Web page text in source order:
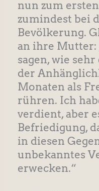
nun zum
zumindest bei
Bevölkerung.
an ihre Mutter:
sagen, wie
der
Monaten als
rühren. Ich
verdient, aber
Befriedigung,
in diesen
unbekanntes
erwecken.“